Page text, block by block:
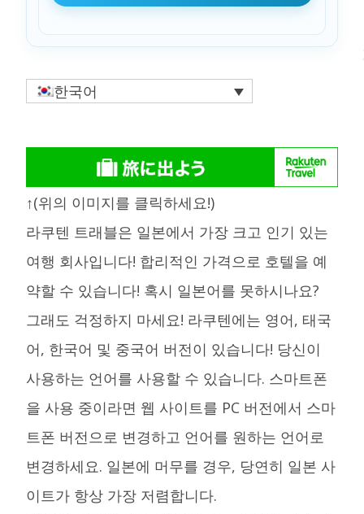
한국어
↑(위의 이미지를 클릭하세요!)
라쿠텐 트래블은 일본에서 가장 크고 인기 있는
여행 회사입니다! 합리적인 가격으로 호텔을 예
약할 수 있습니다! 혹시 일본어를 못하시나요?
그래도 걱정하지 마세요! 라쿠텐에는 영어, 태국
어, 한국어 및 중국어 버전이 있습니다! 당신이
사용하는 언어를 사용할 수 있습니다. 스마트폰
을 사용 중이라면 웹 사이트를 PC 버전에서 스마
트폰 버전으로 변경하고 언어를 원하는 언어로
변경하세요. 일본에 머무를 경우, 당연히 일본 사
이트가 항상 가장 저렴합니다.